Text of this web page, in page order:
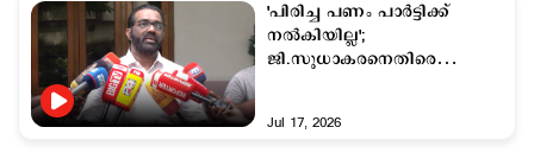
'പിരിച്ച പണം പാര്‍ട്ടിക്ക്
നല്‍കിയില്ല';
ജി.സുധാകരനെതിരെ
Jul 17, 2026